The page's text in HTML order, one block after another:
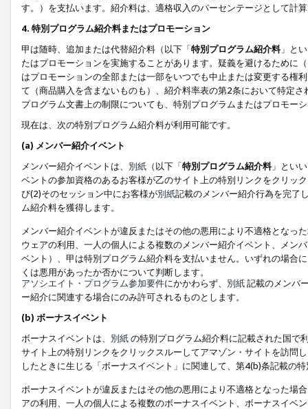
す。）を支払います。紹介料は、適格収入のパーセンテージとして計
4. 特別プログラム紹介料またはプロモーション
甲は随時、追加または代替紹介料（以下「特別プログラム紹介料」と
たはプロモーションを実施することがあります。疑義を避けるために
はプロモーションの全部または一部をいつでも中止または変更する権
て（商品購入を含まないものも）、紹介料率表の第2条において特定
プログラム文書上の制限についても、特別プログラムまたはプロモー
現在は、次の特別プログラム紹介料が利用可能です。
(a) メンバー紹介イベント
メンバー紹介イベントは、 別紙 （以下「特別プログラム紹介料」とい
ベントの参加資格のあるお客様が乙のサイト上の特別リンクをクリッ
び(2)そのセッション中にお客様が別紙記載のメンバー紹介行為を完了
ム紹介料を獲得します。
メンバー紹介イベントが違反またはその他の悪用により不適格となっ
ウェアの利用、一人の個人による複数のメンバー紹介イベント、メン
ベント）、甲は特別プログラム紹介料を支払いません。いずれの場合
くは悪用があったか否かについて判断します。
アソシエイト・プログラム参加要件にかかわらず、 別紙記載のメンバ
ー紹介に関連する場合にのみ許可されるものとします。
(b) ボーナスイベント
ボーナスイベントは、 別紙の特別プログラム紹介料に記載された国で
サイト上の特別リンクをクリックスルーしてアマゾン・サイトを訪問
したときに生じる「ボーナスイベント」に関連して、第4(b)条記載の
ボーナスイベントが違反またはその他の悪用により不適格となった場
アの利用、一人の個人による複数のボーナスイベント、ボーナスイベ